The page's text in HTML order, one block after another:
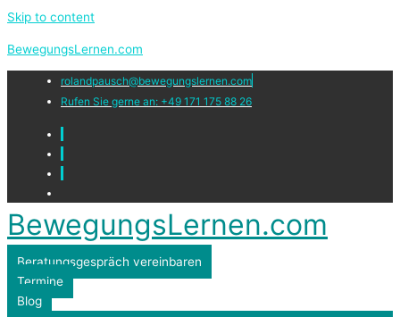
Skip to content
BewegungsLernen.com
rolandpausch@bewegungslernen.com
Rufen Sie gerne an: +49 171 175 88 26
BewegungsLernen.com
Beratungsgespräch vereinbaren
Termine
Blog